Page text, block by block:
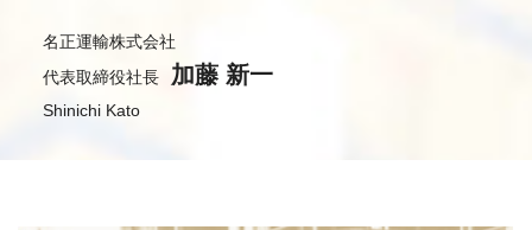
名正運輸株式会社
代表取締役社長
加藤 新一
Shinichi Kato